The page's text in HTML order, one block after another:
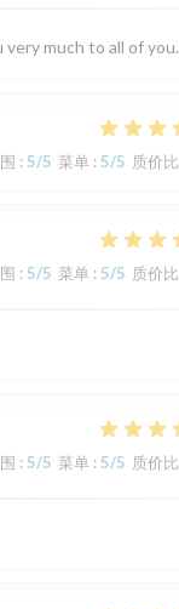
much to all of you.
: 5/5 菜单 : 5/5 质价比
: 5/5 菜单 : 5/5 质价比
: 5/5 菜单 : 5/5 质价比